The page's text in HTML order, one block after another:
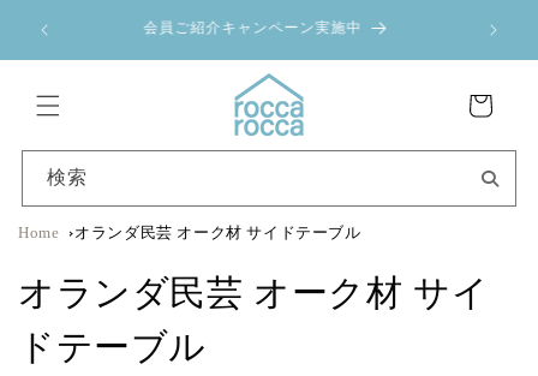
ンツに〈8/8 sat. - 8/30 sun.〉 rocca rocca Osaka 夏季休業のお
知らせ
ー
検索
Home オランダ民芸 オーク材 サイドテーブル
オランダ民芸 オーク材 サイ
ドテーブル